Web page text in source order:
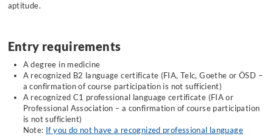
aptitude.
Entry requirements
A degree in medicine
A recognized B2 language certificate (FIA, Telc, Goethe or ÖSD –
a confirmation of course participation is not sufficient)
A recognized C1 professional language certificate (FIA or
Professional Association – a confirmation of course participation
is not sufficient)
Note: If you do not have a recognized professional language